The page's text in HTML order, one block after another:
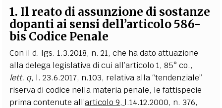
1. Il reato di assunzione di sostanze
dopanti ai sensi dell’articolo 586-
bis Codice Penale
Con il d. lgs. 1.3.2018, n. 21, che ha dato attuazione
alla delega legislativa di cui all’articolo 1, 85° co.,
lett. q, l. 23.6.2017, n.103, relativa alla “tendenziale”
riserva di codice nella materia penale, le fattispecie
prima contenute all’articolo 9, l.14.12.2000, n. 376,